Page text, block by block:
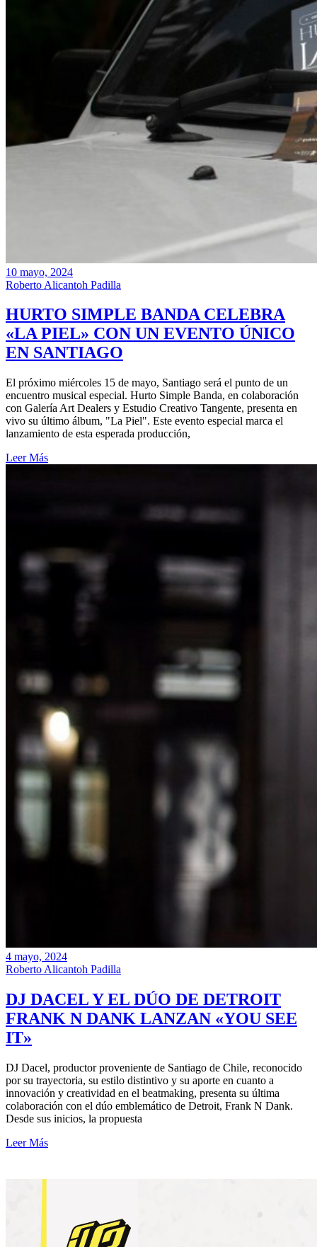
10 mayo, 2024
Roberto Alicantoh Padilla
HURTO SIMPLE BANDA CELEBRA
«LA PIEL» CON UN EVENTO ÚNICO
EN SANTIAGO
El próximo miércoles 15 de mayo, Santiago será el punto de un
encuentro musical especial. Hurto Simple Banda, en colaboración
con Galería Art Dealers y Estudio Creativo Tangente, presenta en
vivo su último álbum, "La Piel". Este evento especial marca el
lanzamiento de esta esperada producción,
Leer Más
4 mayo, 2024
Roberto Alicantoh Padilla
DJ DACEL Y EL DÚO DE DETROIT
FRANK N DANK LANZAN «YOU SEE
IT»
DJ Dacel, productor proveniente de Santiago de Chile, reconocido
por su trayectoria, su estilo distintivo y su aporte en cuanto a
innovación y creatividad en el beatmaking, presenta su última
colaboración con el dúo emblemático de Detroit, Frank N Dank.
Desde sus inicios, la propuesta
Leer Más